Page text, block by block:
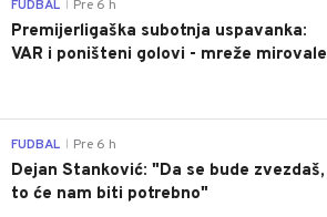
FUDBAL Pre 6 h
Premijerligaška subotnja uspavanka:
VAR i poništeni golovi - mreže mirovale
FUDBAL Pre 6 h
Dejan Stanković: "Da se bude zvezdaš,
to će nam biti potrebno"